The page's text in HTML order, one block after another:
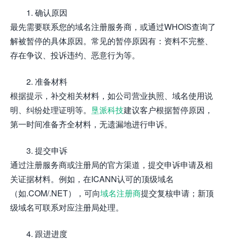
1. 确认原因
最先需要联系您的域名注册服务商，或通过WHOIS查询了
解被暂停的具体原因。常见的暂停原因有：资料不完整、
存在争议、投诉违约、恶意行为等。
2. 准备材料
根据提示，补交相关材料，如公司营业执照、域名使用说
明、纠纷处理证明等。 垦派科技建议客户根据暂停原因，
第一时间准备齐全材料，无遗漏地进行申诉。
3. 提交申诉
通过注册服务商或注册局的官方渠道，提交申诉申请及相
关证据材料。例如，在ICANN认可的顶级域名
（如.COM/.NET），可向域名注册商提交复核申请；新顶
级域名可联系对应注册局处理。
4. 跟进进度